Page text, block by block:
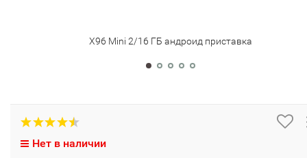
X96 Mini 2/16 ГБ андроид приставка
Нет в наличии